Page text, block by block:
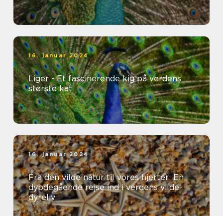
16. januar 2024
Liger - Et fascinerende kig på verdens
største kat
16. januar 2024
Fra den vilde natur til vores hjerter: En
dybdegående rejse ind i verdens vilde
dyreliv